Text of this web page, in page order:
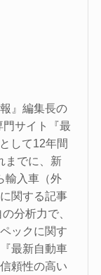
』編集長の
サイト『最
して12年間
までに、新
輸入車（外
関する記事
分析力で、
ックに関す
最新自動車
頼性の高い